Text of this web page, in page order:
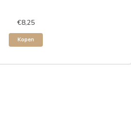
€8,25
Kopen